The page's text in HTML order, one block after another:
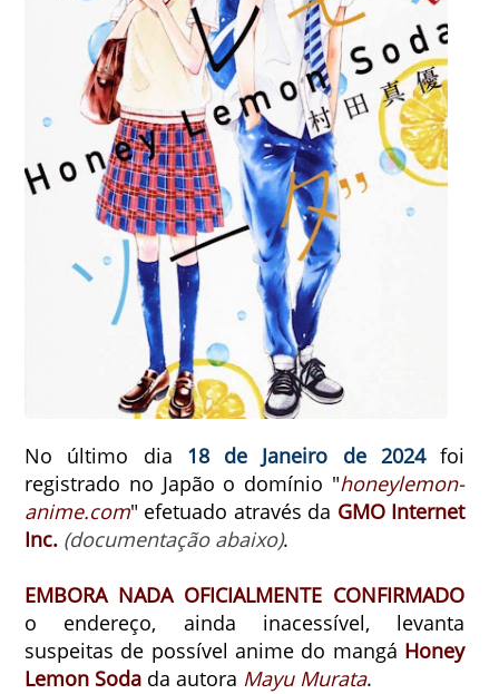
No último dia 18 de Janeiro de 2024foi
registrado no Japão o domínio "honeylemon-
anime.com" efetuado através da GMO Internet
Inc. (documentação abaixo).
EMBORA NADA OFICIALMENTE CONFIRMADO
o endereço, ainda inacessível, levanta
suspeitas de possível anime do mangá Honey
Lemon Soda da autora Mayu Murata.